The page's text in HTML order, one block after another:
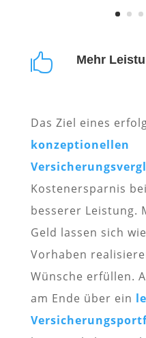
 Mehr
Das Ziel eines
konzeptionellen
Kostenersparnis
besserer Leistung.
Geld lassen sich
Vorhaben
Wünsche erfüllen.
am Ende über ein